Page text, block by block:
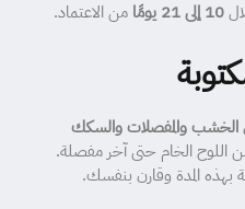
10 إلى 21 يومًا من الاعتماد.
الخشب والمفصلات والسكك
اللوح الخام حتى آخر مفصلة.
المدة وقارن بنفسك.